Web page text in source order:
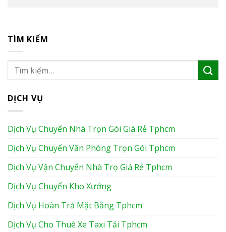
TÌM KIẾM
DỊCH VỤ
Dịch Vụ Chuyển Nhà Trọn Gói Giá Rẻ Tphcm
Dịch Vụ Chuyển Văn Phòng Trọn Gói Tphcm
Dịch Vụ Vận Chuyển Nhà Trọ Giá Rẻ Tphcm
Dịch Vụ Chuyển Kho Xưởng
Dịch Vụ Hoàn Trả Mặt Bằng Tphcm
Dịch Vụ Cho Thuê Xe Taxi Tải Tphcm